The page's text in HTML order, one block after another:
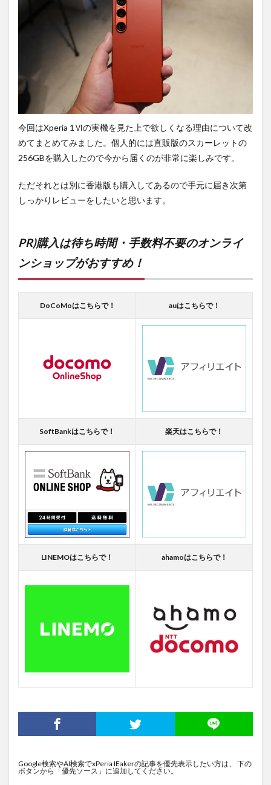
今回はXperia 1Ⅵの実機を見た上で欲しくなる理由について改
めてまとめてみました。個人的には直販版のスカーレットの
256GBを購入したので今から届くのが非常に楽しみです。
ただそれとは別に香港版も購入してあるので手元に届き次第
しっかりレビューをしたいと思います。
PR)購入は待ち時間・手数料不要のオンライ
ンショップがおすすめ！
DoCoMoはこちらで！ auはこちらで！
SoftBankはこちらで！ 楽天はこちらで！
LINEMOはこちらで！ ahamoはこちらで！
Google検索やAI検索でxPeria IEakerの記事を優先表示したい方は、 下の
ボタンから「優先ソース」に追加してください。